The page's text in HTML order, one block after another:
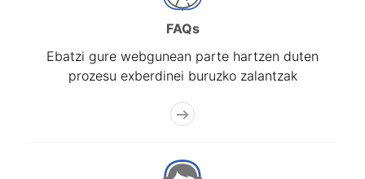
FAQs
Ebatzi gure webgunean parte hartzen duten
prozesu exberdinei buruzko zalantzak